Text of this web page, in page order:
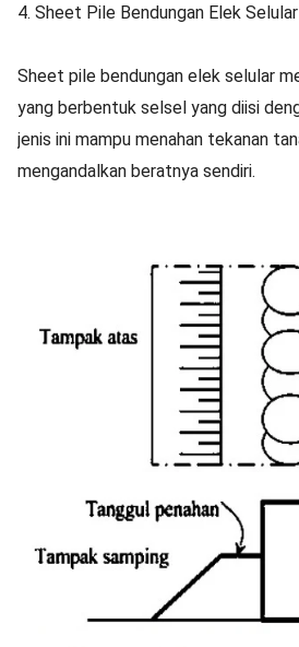
4. Sheet Pile Bendungan Elek Selular
Sheet pile bendungan elek selular
yang berbentuk selsel yang diisi
jenis ini mampu menahan tekanan
mengandalkan beratnya sendiri.